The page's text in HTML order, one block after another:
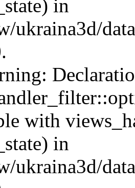
in
ukraina3d/
with
in
ukraina3d/